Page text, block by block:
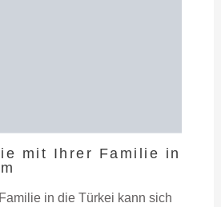
mit Ihrer Familie in
in die Türkei kann sich